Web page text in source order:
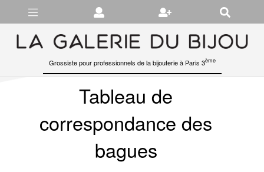
Grossiste pour professionnels de la bijouterie à Paris 3ème
Tableau de
correspondance des
bagues
Gérer les préférences en matière de cookies